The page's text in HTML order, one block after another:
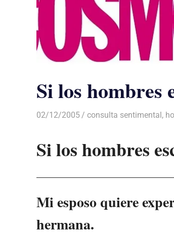
Si los hombres
02/12/2005 Luis Castellanos
consulta sentimental,
Si los hombres
Mi esposo quiere
hermana.